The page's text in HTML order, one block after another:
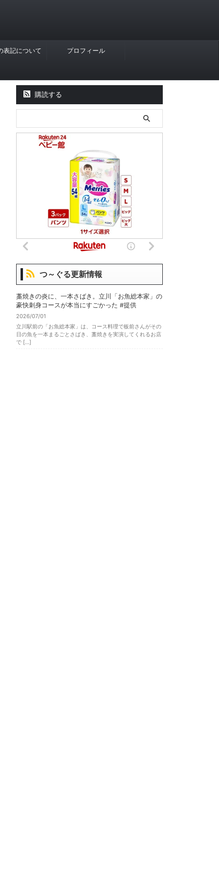
表記について プロフィール
購読する
つ～ぐる更新情報
藁焼きの炎に、一本さばき。立川「お魚総本家」の
豪快刺身コースが本当にすごかった #提供
2026/07/01
立川駅前の「お魚総本家」は、コース料理で板前さんがその
日の魚を一本まるごとさばき、藁焼きを実演してくれるお店
で […]